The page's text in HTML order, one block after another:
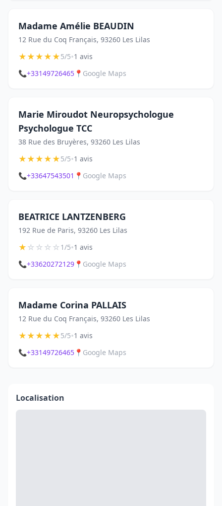
Madame Amélie BEAUDIN
12 Rue du Coq Français, 93260 Les Lilas
★★★★★5/5•1 avis
📞+33149726465 📍 Google Maps
Marie Miroudot Neuropsychologue
Psychologue TCC
38 Rue des Bruyères, 93260 Les Lilas
★★★★★5/5•1 avis
📞+33647543501 📍 Google Maps
BEATRICE LANTZENBERG
192 Rue de Paris, 93260 Les Lilas
★☆☆☆☆1/5•1 avis
📞+33620272129 📍 Google Maps
Madame Corina PALLAIS
12 Rue du Coq Français, 93260 Les Lilas
★★★★★5/5•1 avis
📞+33149726465 📍 Google Maps
Localisation